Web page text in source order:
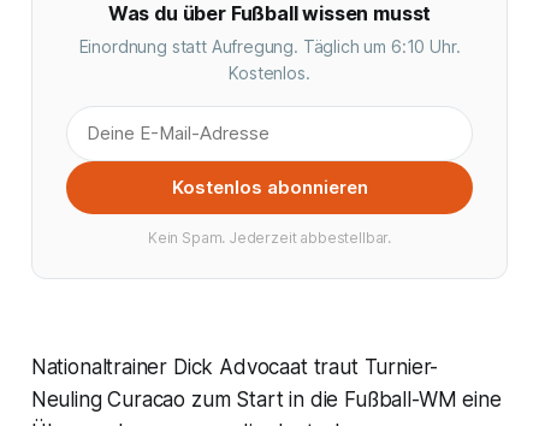
Was du über Fußball wissen musst
Einordnung statt Aufregung. Täglich um 6:10 Uhr.
Kostenlos.
Kostenlos abonnieren
Kein Spam. Jederzeit abbestellbar.
Nationaltrainer Dick Advocaat traut Turnier-
Neuling Curacao zum Start in die Fußball-WM eine